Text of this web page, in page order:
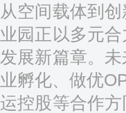
从空间载体到
业园正以多元
发展新篇章。
业孵化、做优
运控股等合作